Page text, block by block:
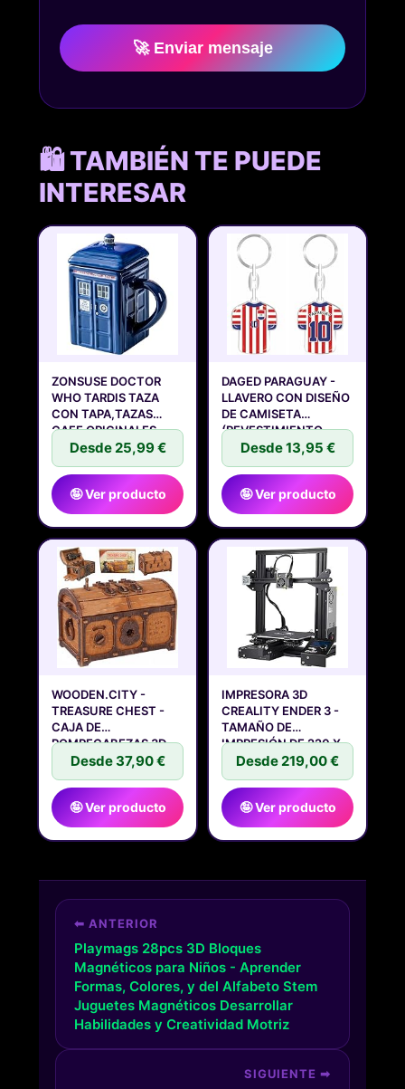
🚀 Enviar mensaje
🛍️ TAMBIÉN TE PUEDE
INTERESAR
ZONSUSE DOCTOR
WHO TARDIS TAZA
CON TAPA,TAZAS
CAFE ORIGINALES,
Desde 25,99 €
🤪 Ver producto
DAGED PARAGUAY -
LLAVERO CON DISEÑO
DE CAMISETA
(REVESTIMIENTO
Desde 13,95 €
🤪 Ver producto
WOODEN.CITY -
TREASURE CHEST -
CAJA DE
ROMPECABEZAS 3D
DE MADERA
Desde 37,90 €
🤪 Ver producto
IMPRESORA 3D
CREALITY ENDER 3 -
TAMAÑO DE
IMPRESIÓN DE 220 X
220Desde 219,00 €
🤪 Ver producto
⬅ ANTERIOR
Playmags 28pcs 3D Bloques
Magnéticos para Niños - Aprender
Formas, Colores, y del Alfabeto Stem
Juguetes Magnéticos Desarrollar
Habilidades y Creatividad Motriz
SIGUIENTE ➡